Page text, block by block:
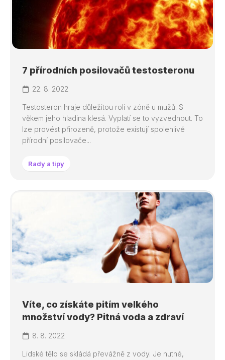
7 přírodních posilovačů testosteronu
22. 8. 2022
Testosteron hraje důležitou roli v zóně u mužů. S
věkem jeho hladina klesá. Vyplatí se to vyzvednout. To
lze provést přirozeně, protože existují spolehlivé
přírodní posilovače...
Rady a tipy
Víte, co získáte pitím velkého
množství vody? Pitná voda a zdraví
8. 8. 2022
Lidské tělo se skládá převážně z vody. Je nutné,